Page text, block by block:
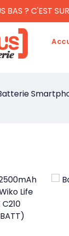
BAS ? C'EST